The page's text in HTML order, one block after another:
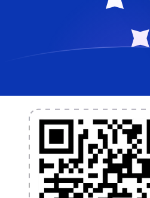
nécessaires pour vos
et la gestion de vos devises.
programmez des alertes de
l'argent à l'étranger sans frais